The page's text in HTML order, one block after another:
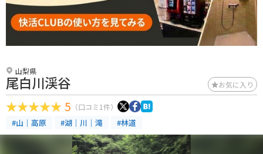
山梨県
尾白川渓谷 お気に入り
5 （口コミ1件）
#山｜高原 #湖｜川｜滝 #林道